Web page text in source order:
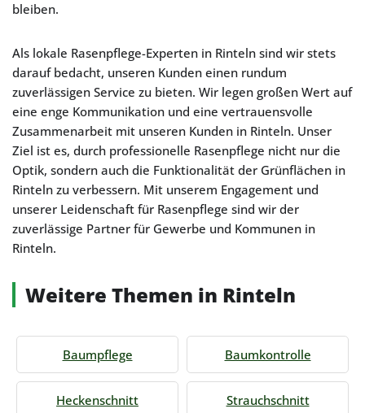
bleiben.
Als lokale Rasenpflege-Experten in Rinteln sind wir stets
darauf bedacht, unseren Kunden einen rundum
zuverlässigen Service zu bieten. Wir legen großen Wert auf
eine enge Kommunikation und eine vertrauensvolle
Zusammenarbeit mit unseren Kunden in Rinteln. Unser
Ziel ist es, durch professionelle Rasenpflege nicht nur die
Optik, sondern auch die Funktionalität der Grünflächen in
Rinteln zu verbessern. Mit unserem Engagement und
unserer Leidenschaft für Rasenpflege sind wir der
zuverlässige Partner für Gewerbe und Kommunen in
Rinteln.
Weitere Themen in Rinteln
Baumpflege Baumkontrolle
Heckenschnitt Strauchschnitt